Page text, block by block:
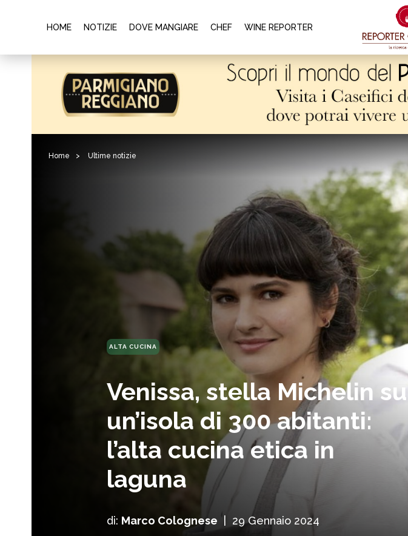
HOME NOTIZIE DOVE MANGIARE CHEF WINE REPORTER
Home > Ultime notizie
ALTA CUCINA
Venissa, stella Michelin su
un’isola di 300 abitanti:
l’alta cucina etica in
laguna
di: Marco Colognese 29 Gennaio 2024